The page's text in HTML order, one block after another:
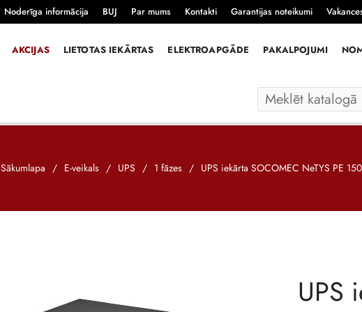
Noderīga informācija BUJ Par mums Kontakti Garantijas noteikumi
AKCIJAS LIETOTAS IEKĀRTAS ELEKTROAPGĀDE PAKALPOJUMI
Sākumlapa / E-veikals / UPS / 1 fāzes / UPS iekārta SOCOMEC NeTYS PE
UPS